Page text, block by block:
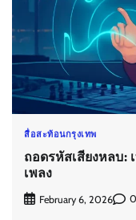
สื่อสะท้อนกรุงเทพ
ถอดรหัสเสียงหลบ:
เพลง
February 6, 2026 0